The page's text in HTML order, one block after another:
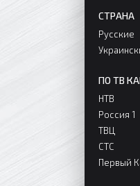
СТРАНА
Русские
ПО ТВ
НТВ
Россия 1
ТВЦ
СТС
Первый